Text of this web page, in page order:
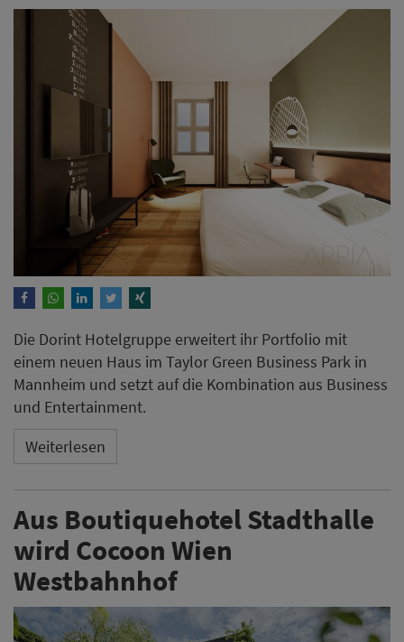
Die Dorint Hotelgruppe erweitert ihr Portfolio mit
einem neuen Haus im Taylor Green Business Park in
Mannheim und setzt auf die Kombination aus Business
und Entertainment.
Weiterlesen
Aus Boutiquehotel Stadthalle
wird Cocoon Wien
Westbahnhof